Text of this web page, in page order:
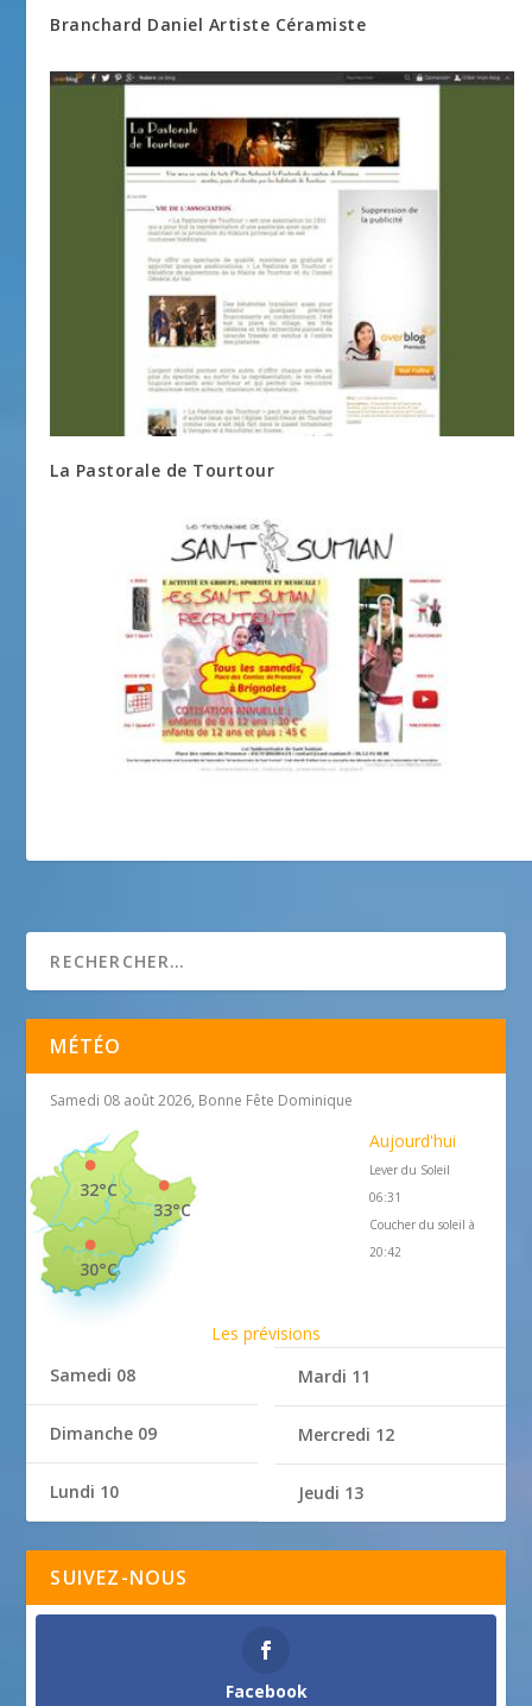
Branchard Daniel Artiste Céramiste
La Pastorale de Tourtour
MÉTÉO
Samedi 08 août 2026, Bonne Fête Dominique
33°C
32°C
30°C
Aujourd'hui
Lever du Soleil
06:31
Coucher du soleil à
20:42
Les prévisions
Samedi 08
Dimanche 09
Lundi 10
Mardi 11
Mercredi 12
Jeudi 13
SUIVEZ-NOUS
Facebook